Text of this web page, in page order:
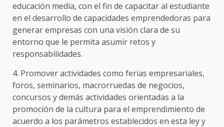
educación media, con el fin de capacitar al estudiante
en el desarrollo de capacidades emprendedoras para
generar empresas con una visión clara de su
entorno que le permita asumir retos y
responsabilidades.
4. Promover actividades como ferias empresariales,
foros, seminarios, macrorruedas de negocios,
concursos y demás actividades orientadas a la
promoción de la cultura para el emprendimiento de
acuerdo a los parámetros establecidos en esta ley y